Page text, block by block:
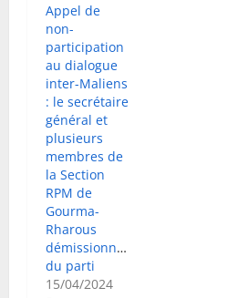
Appel de
non-
participation
au dialogue
inter-Maliens
: le secrétaire
général et
plusieurs
membres de
la Section
RPM de
Gourma-
Rharous
démissionnent
du parti
15/04/2024